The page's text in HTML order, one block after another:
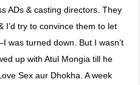
ADs & casting directors. They
I’d try to convince them to let
was turned down. But I wasn’t
up with Atul Mongia till he
Sex aur Dhokha. A week